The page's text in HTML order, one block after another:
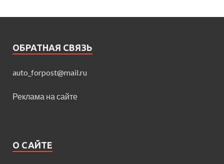
ОБРАТНАЯ СВЯЗЬ
auto_forpost@mail.ru
Реклама на сайте
О САЙТЕ